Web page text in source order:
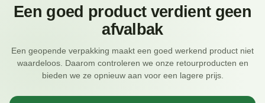
Een goed product verdient geen
afvalbak
Een geopende verpakking maakt een goed werkend product niet
waardeloos. Daarom controleren we onze retourproducten en
bieden we ze opnieuw aan voor een lagere prijs.